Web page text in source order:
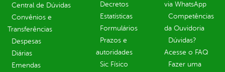
Central de Dúvidas
Convênios e
Transferências
Despesas
Diárias
Emendas
Decretos
Estatísticas
Formulários
Prazos e
autoridades
Sic Físico
via WhatsApp
Competências
da Ouvidoria
Dúvidas?
Acesse o FAQ
Fazer uma